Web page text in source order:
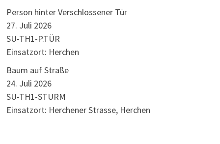
Person hinter Verschlossener Tür
27. Juli 2026
SU-TH1-P.TÜR
Einsatzort: Herchen
Baum auf Straße
24. Juli 2026
SU-TH1-STURM
Einsatzort: Herchener Strasse, Herchen